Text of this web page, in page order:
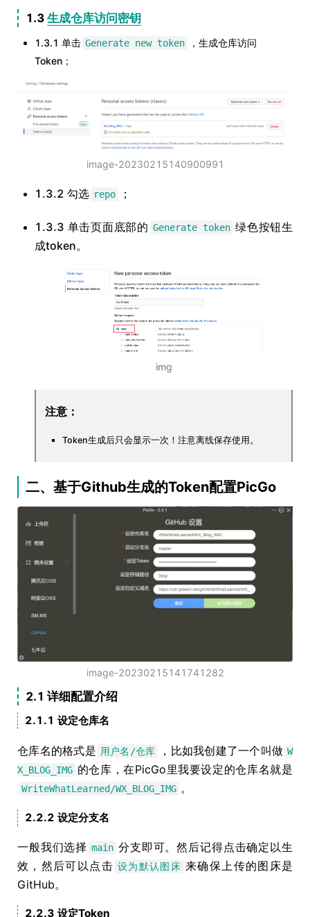
1.3 生成仓库访问密钥
1.3.1 单击 Generate new token
，生成仓库访问
Token；
image-20230215140900991
1.3.2 勾选 repo ；
1.3.3 单击页面底部的 Generate token 绿色按钮生
成token。
img
注意：
Token生成后只会显示一次！注意离线保存使用。
二、基于Github生成的Token配置PicGo
image-20230215141741282
2.1 详细配置介绍
2.1.1 设定仓库名
仓库名的格式是 用户名/仓库 ，比如我创建了一个叫做 W
X_BLOG_IMG 的仓库，在PicGo里我要设定的仓库名就是
WriteWhatLearned/WX_BLOG_IMG 。
2.2.2 设定分支名
一般我们选择 main 分支即可。然后记得点击确定以生
效，然后可以点击 设为默认图床 来确保上传的图床是
GitHub。
2.2.3 设定Token